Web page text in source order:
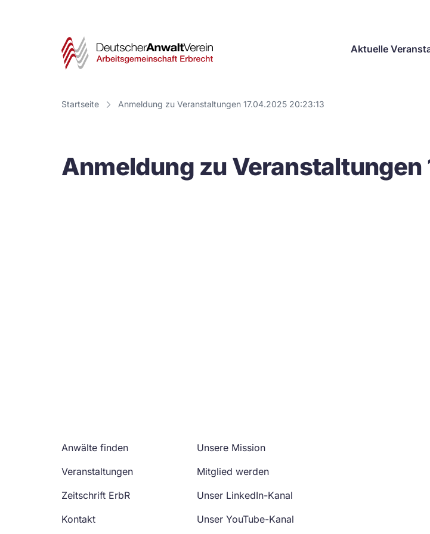
Deutscher
Verein
Aktuelle
Startseite Anmeldung zu Veranstaltungen 17.04.2025 20:23:13
Anmeldung zu
Anwälte finden
Veranstaltungen
Zeitschrift ErbR
Kontakt
Unsere Mission
Mitglied werden
Unser LinkedIn-Kanal
Unser YouTube-Kanal